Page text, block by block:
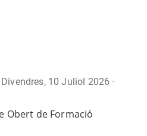
10 Juliol 2026 ·
Obert de Formació